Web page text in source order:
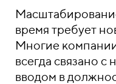
время требует
Многие
всегда связано
вводом в